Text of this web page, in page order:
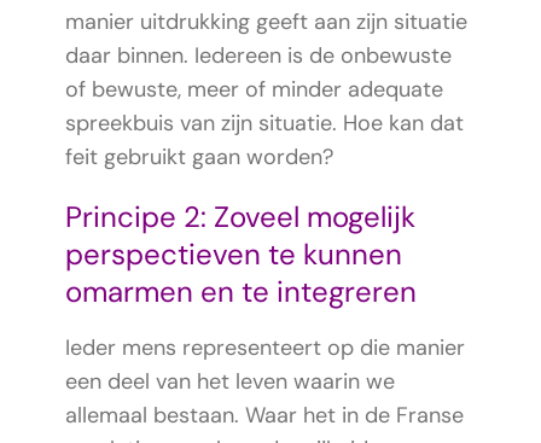
manier uitdrukking geeft aan zijn situatie
daar binnen. Iedereen is de onbewuste
of bewuste, meer of minder adequate
spreekbuis van zijn situatie. Hoe kan dat
feit gebruikt gaan worden?
Principe 2: Zoveel mogelijk
perspectieven te kunnen
omarmen en te integreren
Ieder mens representeert op die manier
een deel van het leven waarin we
allemaal bestaan. Waar het in de Franse